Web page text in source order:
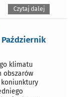
Czytaj dalej
klimatu
obszarów